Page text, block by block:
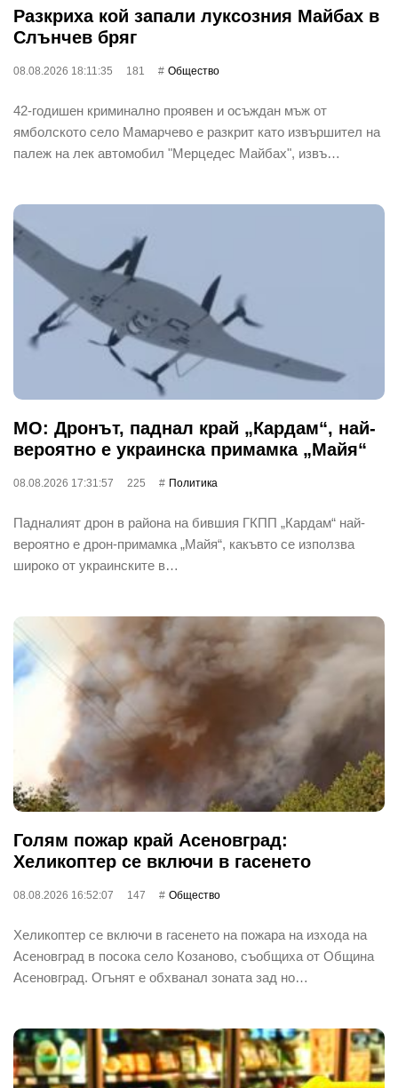
Разкриха кой запали луксозния Майбах в
Слънчев бряг
08.08.2026 18:11:35 181 Общество
42-годишен криминално проявен и осъждан мъж от
ямболското село Мамарчево е разкрит като извършител на
палеж на лек автомобил "Мерцедес Майбах", извъ…
МО: Дронът, паднал край „Кардам“, най-
вероятно е украинска примамка „Майя“
08.08.2026 17:31:57 225 Политика
Падналият дрон в района на бившия ГКПП „Кардам“ най-
вероятно е дрон-примамка „Майя“, какъвто се използва
широко от украинските в…
Голям пожар край Асеновград:
Хеликоптер се включи в гасенето
08.08.2026 16:52:07 147 Общество
Хеликоптер се включи в гасенето на пожара на изхода на
Асеновград в посока село Козаново, съобщиха от Община
Асеновград. Огънят е обхванал зоната зад но…